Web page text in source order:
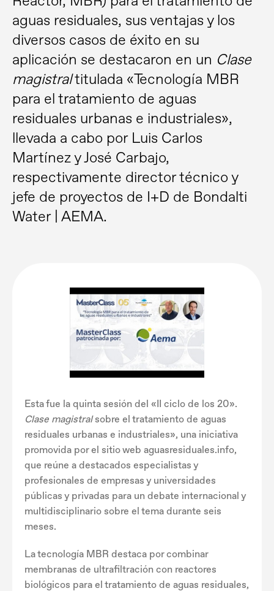
aguas residuales, sus ventajas y los
diversos casos de éxito en su
aplicación se destacaron en un Clase
magistraltitulada «Tecnología MBR
para el tratamiento de aguas
residuales urbanas e industriales»,
llevada a cabo por Luis Carlos
Martínez y José Carbajo,
respectivamente director técnico y
jefe de proyectos de I+D de Bondalti
Water | AEMA.
Esta fue la quinta sesión del «II ciclo de los 20».
Clase magistralsobre el tratamiento de aguas
residuales urbanas e industriales», una iniciativa
promovida por el sitio web aguasresiduales.info,
que reúne a destacados especialistas y
profesionales de empresas y universidades
públicas y privadas para un debate internacional y
multidisciplinario sobre el tema durante seis
meses.
La tecnología MBR destaca por combinar
membranas de ultrafiltración con reactores
biológicos para el tratamiento de aguas residuales,